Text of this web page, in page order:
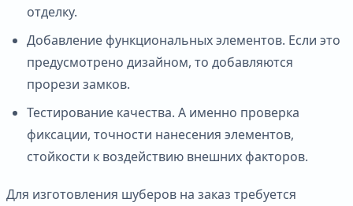
отделку.
Добавление функциональных элементов. Если это
предусмотрено дизайном, то добавляются
прорези замков.
Тестирование качества. А именно проверка
фиксации, точности нанесения элементов,
стойкости к воздействию внешних факторов.
Для изготовления шуберов на заказ требуется